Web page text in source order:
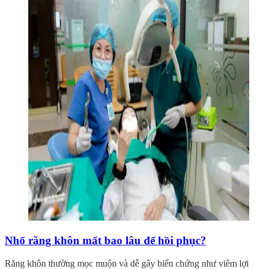
Nhổ răng khôn mất bao lâu để hồi phục?
Răng khôn thường mọc muộn và dễ gây biến chứng như viêm lợi